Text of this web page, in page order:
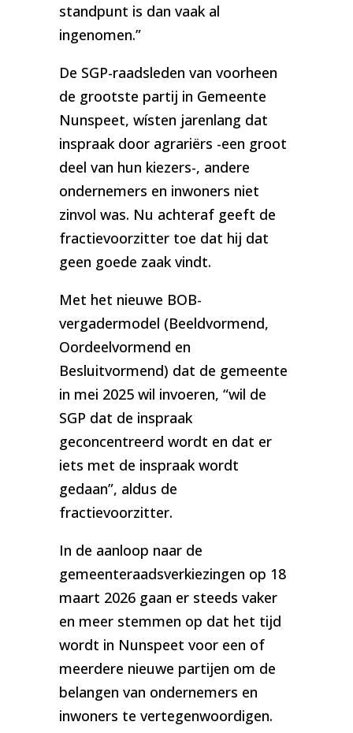
standpunt is dan vaak al
ingenomen.”
De SGP-raadsleden van voorheen
de grootste partij in Gemeente
Nunspeet, wísten jarenlang dat
inspraak door agrariërs -een groot
deel van hun kiezers-, andere
ondernemers en inwoners niet
zinvol was. Nu achteraf geeft de
fractievoorzitter toe dat hij dat
geen goede zaak vindt.
Met het nieuwe BOB-
vergadermodel (Beeldvormend,
Oordeelvormend en
Besluitvormend) dat de gemeente
in mei 2025 wil invoeren, “wil de
SGP dat de inspraak
geconcentreerd wordt en dat er
iets met de inspraak wordt
gedaan”, aldus de
fractievoorzitter.
In de aanloop naar de
gemeenteraadsverkiezingen op 18
maart 2026 gaan er steeds vaker
en meer stemmen op dat het tijd
wordt in Nunspeet voor een of
meerdere nieuwe partijen om de
belangen van ondernemers en
inwoners te vertegenwoordigen.